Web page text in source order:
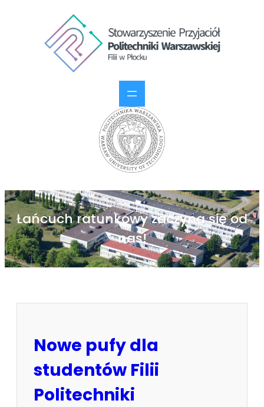
Łańcuch ratunkowy zaczyna się od
nas!
Nowe pufy dla
studentów Filii
Politechniki